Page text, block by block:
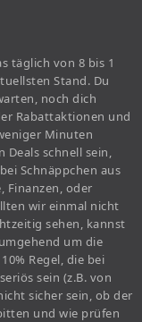
täglich von 8 bis 1
Stand. Du
noch dich
Rabattaktionen und
Minuten
Deals schnell sein,
Schnäppchen aus
Finanzen, oder
wir einmal nicht
sehen, kannst
um die
Regel, die bei
sein (z.B. von
sicher sein, ob der
und wie prüfen